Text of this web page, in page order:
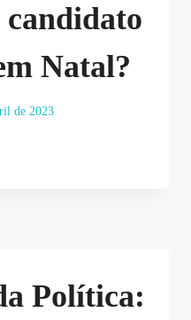
candidato
Natal?
de 2023
Política: